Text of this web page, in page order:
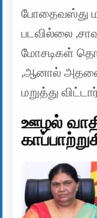
போதைவஸ்து
படவில்லை
மோசடிகள்
,ஆனால் அதனை
மறுத்து
ஊழல்